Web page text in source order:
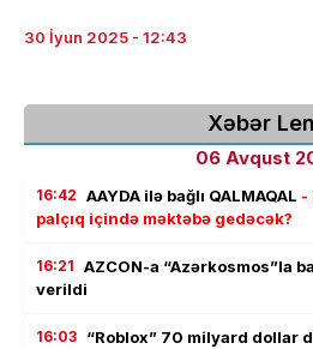
30 İyun 2025 - 12:43
Xəbər
06 Avqust
16:42 AAYDA ilə bağlı QALMAQAL -
palçıq içində məktəbə gedəcək?
16:21 AZCON-a “Azərkosmos”la
verildi
16:03 “Roblox” 70 milyard dollar